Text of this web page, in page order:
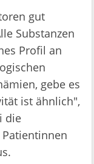
gut
Substanzen
Profil an
gebe es
ist ähnlich",
die